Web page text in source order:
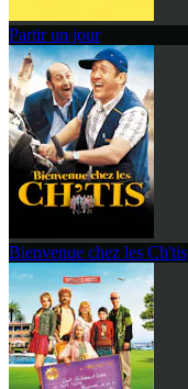
Partir un jour
Bienvenue chez les Ch'tis